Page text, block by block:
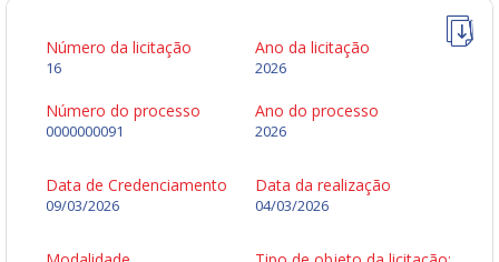
Número da licitação
16
Ano da licitação
2026
Número do processo
0000000091
Ano do processo
2026
Data de Credenciamento
09/03/2026
Data da realização
04/03/2026